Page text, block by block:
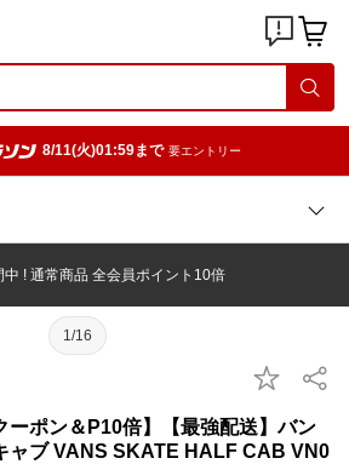
8/11(火)01:59まで 要エントリー
! 通常商品 全会員ポイント10倍
1/16
ーポン＆P10倍】【最強配送】バン
ャブ VANS SKATE HALF CAB VN0